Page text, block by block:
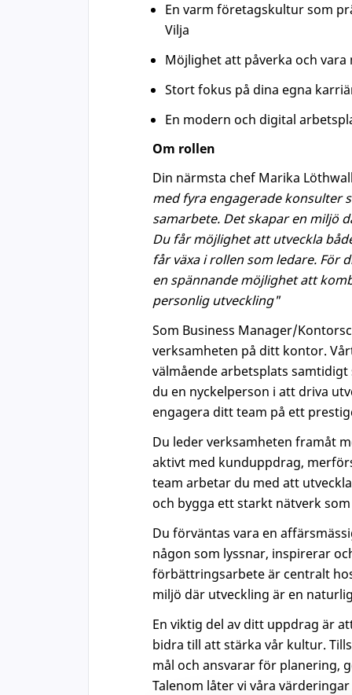
En varm företagskultur som
Vilja
Möjlighet att påverka och
Stort fokus på dina egna
En modern och digital
Om rollen
Din närmsta chef Marika
med fyra engagerade konsulter
samarbete. Det skapar en miljö
Du får möjlighet att utveckla
får växa i rollen som ledare. För
en spännande möjlighet att
personlig utveckling"
Som Business Manager/
verksamheten på ditt kontor.
välmående arbetsplats
du en nyckelperson i att driva
engagera ditt team på ett
Du leder verksamheten framåt
aktivt med kunduppdrag,
team arbetar du med att
och bygga ett starkt nätverk
Du förväntas vara en
någon som lyssnar, inspirerar
förbättringsarbete är centralt
miljö där utveckling är en
En viktig del av ditt uppdrag är
bidra till att stärka vår kultur.
mål och ansvarar för planering,
Talenom låter vi våra